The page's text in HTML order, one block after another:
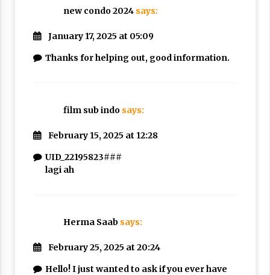
new condo 2024 says:
January 17, 2025 at 05:09
Thanks for helping out, good information.
film sub indo says:
February 15, 2025 at 12:28
UID_22195823###
lagi ah
Herma Saab says:
February 25, 2025 at 20:24
Hello! I just wanted to ask if you ever have